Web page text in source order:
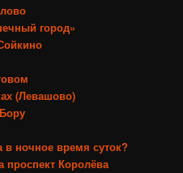
город»
(Левашово)
ночное время суток?
проспект Королёва